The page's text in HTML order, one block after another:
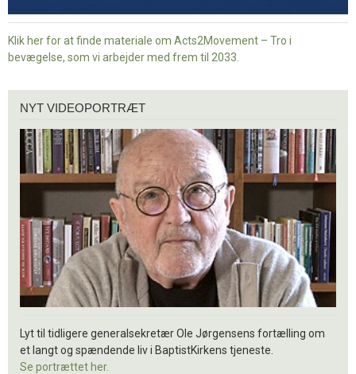
Klik her for at finde materiale om Acts2Movement – Tro i
bevægelse, som vi arbejder med frem til 2033.
videoportræt
NYT VIDEOPORTRÆT
Lyt til tidligere generalsekretær Ole Jørgensens fortælling om
et langt og spændende liv i BaptistKirkens tjeneste.
Se portrættet her.